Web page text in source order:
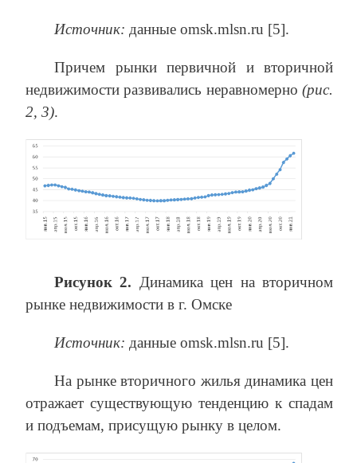
Источник: данные omsk.mlsn.ru [5].
Причем рынки первичной и вторичной
недвижимости развивались неравномерно (рис.
2, 3).
Рисунок 2. Динамика цен на вторичном
рынке недвижимости в г. Омске
Источник: данные omsk.mlsn.ru [5].
На рынке вторичного жилья динамика цен
отражает существующую тенденцию к спадам
и подъемам, присущую рынку в целом.